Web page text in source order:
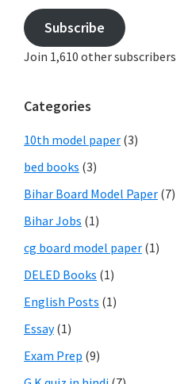
Subscribe
Join 1,610 other subscribers
Categories
10th model paper (3)
bed books (3)
Bihar Board Model Paper (7)
Bihar Jobs (1)
cg board model paper (1)
DELED Books (1)
English Posts (1)
Essay(1)
Exam Prep (9)